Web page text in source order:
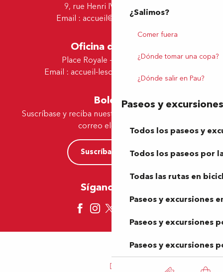
¿Salimos?
Comer fuera
¿Dónde tomar una copa?
¿Dónde salir en Pau?
Paseos y excursiones
Todos los paseos y
Todos los paseos por
Todas las rutas en
Paseos y excursiones
Paseos y excursiones
Paseos y excursiones
9, rue Henri IV - 64000 Pau
Email : accueil@tourismepau.fr
Oficina de Lescar
Place Royale - 64230 Lescar
Email : accueil-lescar@tourismepau.fr
Boletín
Suscríbase y reciba nuestras ofertas y noticias por
correo electrónico
Suscríbase ahora
Síganos aquí